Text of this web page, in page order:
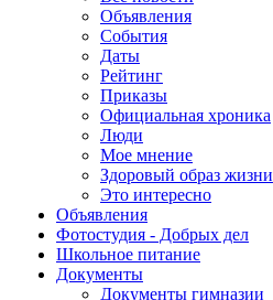
Объявления
События
Даты
Рейтинг
Приказы
Официальная хроника
Люди
Мое мнение
Здоровый образ жизни
Это интересно
Объявления
Фотостудия - Добрых дел
Школьное питание
Документы
Документы гимназии